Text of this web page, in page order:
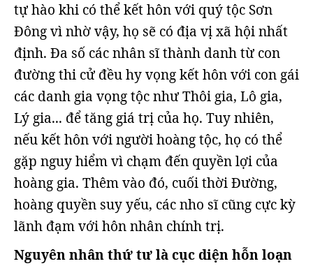
tự hào khi có thể kết hôn với quý tộc Sơn
Đông vì nhờ vậy, họ sẽ có địa vị xã hội nhất
định. Đa số các nhân sĩ thành danh từ con
đường thi cử đều hy vọng kết hôn với con gái
các danh gia vọng tộc như Thôi gia, Lô gia,
Lý gia... để tăng giá trị của họ. Tuy nhiên,
nếu kết hôn với người hoàng tộc, họ có thể
gặp nguy hiểm vì chạm đến quyền lợi của
hoàng gia. Thêm vào đó, cuối thời Đường,
hoàng quyền suy yếu, các nho sĩ cũng cực kỳ
lãnh đạm với hôn nhân chính trị.
Nguyên nhân thứ tư là cục diện hỗn loạn